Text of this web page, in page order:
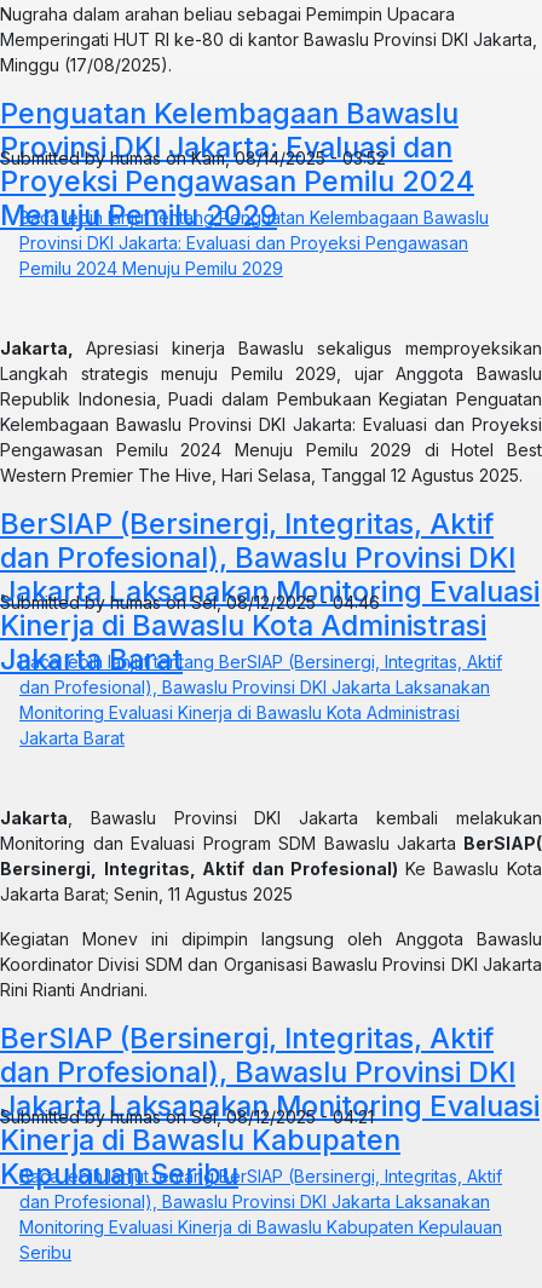
Nugraha dalam arahan beliau sebagai Pemimpin Upacara
Memperingati HUT RI ke-80 di kantor Bawaslu Provinsi DKI Jakarta,
Minggu (17/08/2025).
Penguatan Kelembagaan Bawaslu
Provinsi DKI Jakarta: Evaluasi dan
Proyeksi Pengawasan Pemilu 2024
Menuju Pemilu 2029
Submitted byhumasonKam, 08/14/2025 - 03:52
Baca lebih lanjuttentang Penguatan Kelembagaan Bawaslu
Provinsi DKI Jakarta: Evaluasi dan Proyeksi Pengawasan
Pemilu 2024 Menuju Pemilu 2029
Jakarta, Apresiasi kinerja Bawaslu sekaligus memproyeksikan
Langkah strategis menuju Pemilu 2029, ujar Anggota Bawaslu
Republik Indonesia, Puadi dalam Pembukaan Kegiatan Penguatan
Kelembagaan Bawaslu Provinsi DKI Jakarta: Evaluasi dan Proyeksi
Pengawasan Pemilu 2024 Menuju Pemilu 2029 di Hotel Best
Western Premier The Hive, Hari Selasa, Tanggal 12 Agustus 2025.
BerSIAP (Bersinergi, Integritas, Aktif
dan Profesional), Bawaslu Provinsi DKI
Jakarta Laksanakan Monitoring Evaluasi
Kinerja di Bawaslu Kota Administrasi
Jakarta Barat
Submitted byhumasonSel, 08/12/2025 - 04:46
Baca lebih lanjuttentang BerSIAP (Bersinergi, Integritas, Aktif
dan Profesional), Bawaslu Provinsi DKI Jakarta Laksanakan
Monitoring Evaluasi Kinerja di Bawaslu Kota Administrasi
Jakarta Barat
Jakarta , Bawaslu Provinsi DKI Jakarta kembali melakukan
Monitoring dan Evaluasi Program SDM Bawaslu Jakarta BerSIAP(
Bersinergi, Integritas, Aktif dan Profesional) Ke Bawaslu Kota
Jakarta Barat; Senin, 11 Agustus 2025
Kegiatan Monev ini dipimpin langsung oleh Anggota Bawaslu
Koordinator Divisi SDM dan Organisasi Bawaslu Provinsi DKI Jakarta
Rini Rianti Andriani.
BerSIAP (Bersinergi, Integritas, Aktif
dan Profesional), Bawaslu Provinsi DKI
Jakarta Laksanakan Monitoring Evaluasi
Kinerja di Bawaslu Kabupaten
Kepulauan Seribu
Submitted byhumasonSel, 08/12/2025 - 04:21
Baca lebih lanjuttentang BerSIAP (Bersinergi, Integritas, Aktif
dan Profesional), Bawaslu Provinsi DKI Jakarta Laksanakan
Monitoring Evaluasi Kinerja di Bawaslu Kabupaten Kepulauan
Seribu